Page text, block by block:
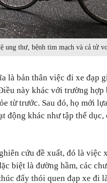
ung thư, bệnh tim mạch và cả tử
là bản thân việc đi xe đạp
này khác với trường
từ trước. Sau đó, họ mới
động khác như tập thể dục,
cứu đề xuất, đó là việc
biệt là đường hầm, các
đẩy thói quen đạp xe đi